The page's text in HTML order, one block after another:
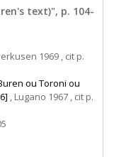
text)", p. 104-
1969 , cit p.
ou Toroni ou
, Lugano 1967 , cit p.